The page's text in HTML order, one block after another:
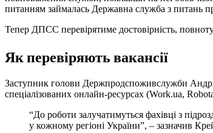
питанням займалась Державна служба з питань
Тепер ДПСС перевірятиме достовірність,
Як перевіряють вакансії
Заступник голови Держпродспоживслужби
спеціалізованих онлайн-ресурсах (Work.ua,
“До роботи залучатимуться фахівці з
у кожному регіоні України”, – зазначив